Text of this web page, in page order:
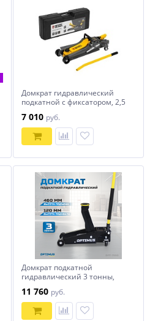
Домкрат гидравлический
подкатной с фиксатором, 2,5
Denzel
7 010 руб.
Домкрат подкатной
гидравлический 3 тонны,
OPTIMUS
11 760 руб.